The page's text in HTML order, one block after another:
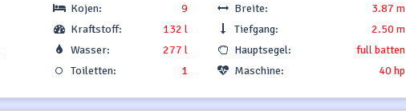
Kojen:
9
Kraftstoff:
132 l
Wasser:
277 l
Toiletten:
1
Breite:
3.87 m
Tiefgang:
2.50 m
Hauptsegel:
full batten
Maschine:
40 hp